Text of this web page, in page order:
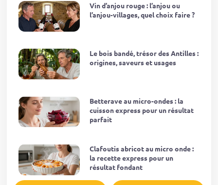
Vin d’anjou rouge : l’anjou ou
l’anjou-villages, quel choix faire ?
Le bois bandé, trésor des Antilles :
origines, saveurs et usages
Betterave au micro-ondes : la
cuisson express pour un résultat
parfait
Clafoutis abricot au micro onde :
la recette express pour un
résultat fondant